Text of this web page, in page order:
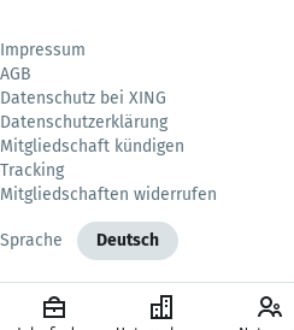
Impressum
AGB
Datenschutz bei XING
Datenschutzerklärung
Mitgliedschaft kündigen
Tracking
Mitgliedschaften widerrufen
Sprache Deutsch